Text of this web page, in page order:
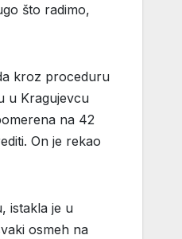
što radimo,
kroz proceduru
u Kragujevcu
na 42
On je rekao
istakla je u
osmeh na